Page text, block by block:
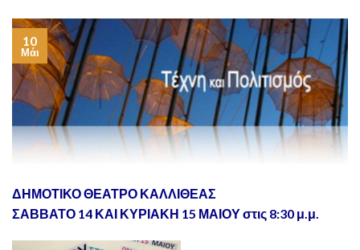
10
Μάι
ΔΗΜΟΤΙΚΟ ΘΕΑΤΡΟ ΚΑΛΛΙΘΕΑΣ
ΣΑΒΒΑΤΟ 14 ΚΑΙ ΚΥΡΙΑΚΗ 15 ΜΑΙΟΥ στις 8:30 μ.μ.